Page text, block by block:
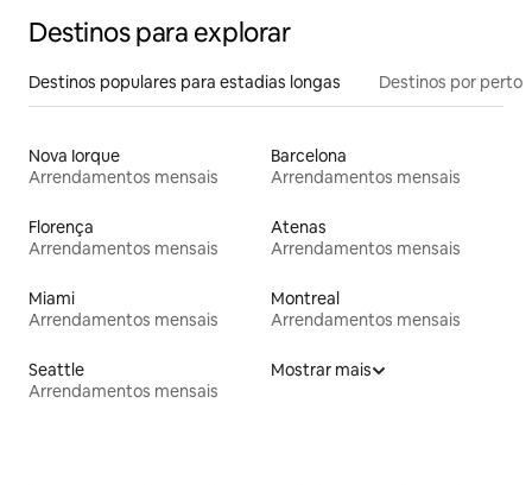
Destinos para explorar
Destinos populares para estadias longas Destinos por perto
Nova Iorque
Arrendamentos mensais
Barcelona
Arrendamentos mensais
Florença
Arrendamentos mensais
Atenas
Arrendamentos mensais
Miami
Arrendamentos mensais
Montreal
Arrendamentos mensais
Seattle
Arrendamentos mensais
Mostrar mais